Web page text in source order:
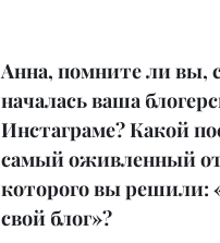
Анна, помните ли вы,
началась ваша
Инстаграме? Какой
самый оживленный
которого вы решили:
свой блог»?